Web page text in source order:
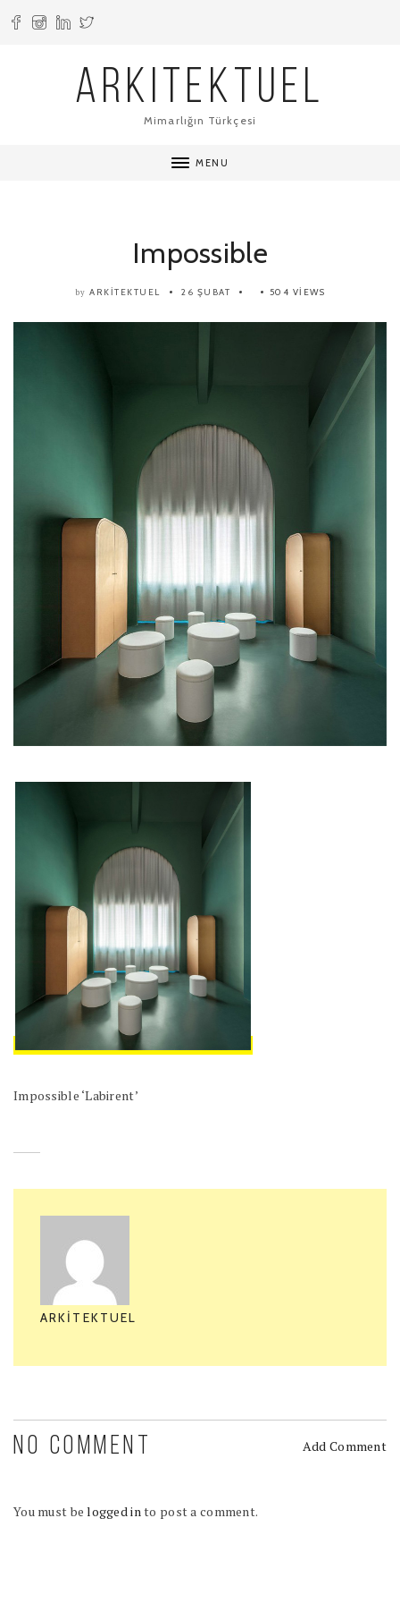
ARKITEKTUEL
Mimarlığın Türkçesi
MENU
Impossible
by ARKITEKTUEL 26 ŞUBAT 504 VIEWS
Impossible ‘Labirent’
ARKITEKTUEL
NO COMMENT Add Comment
You must belogged into post a comment.